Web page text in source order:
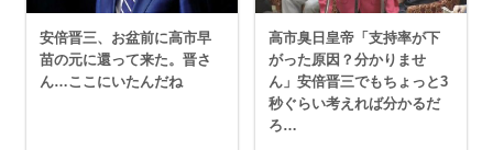
安倍晋三、お盆前に高市早
苗の元に還って来た。晋さ
ん…ここにいたんだね
高市臭日皇帝「支持率が下
がった原因？分かりませ
ん」安倍晋三でもちょっと3
秒ぐらい考えれば分かるだ
ろ…